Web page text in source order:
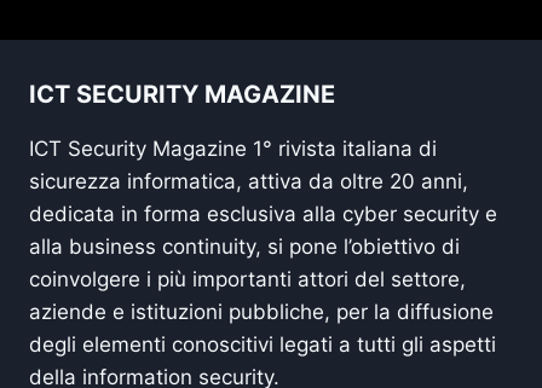
ICT SECURITY MAGAZINE
ICT Security Magazine 1° rivista italiana di
sicurezza informatica, attiva da oltre 20 anni,
dedicata in forma esclusiva alla cyber security e
alla business continuity, si pone l’obiettivo di
coinvolgere i più importanti attori del settore,
aziende e istituzioni pubbliche, per la diffusione
degli elementi conoscitivi legati a tutti gli aspetti
della information security.